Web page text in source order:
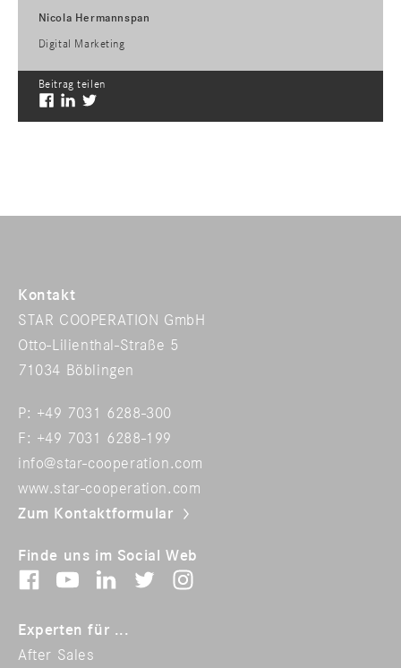
Nicola Hermannspan
Digital Marketing
Beitrag teilen
Kontakt
STAR COOPERATION GmbH
Otto-Lilienthal-Straße 5
71034 Böblingen
P: +49 7031 6288-300
F: +49 7031 6288-199
info@star-cooperation.com
www.star-cooperation.com
Zum Kontaktformular
Finde uns im Social Web
Experten für ...
After Sales